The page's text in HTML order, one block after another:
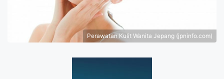
Perawatan Kulit Wanita Jepang (jpninfo.com)